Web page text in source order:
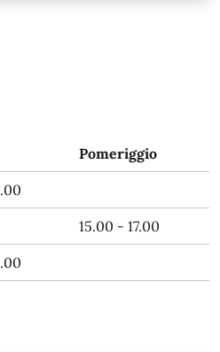
Pomeriggio
15.00 - 17.00